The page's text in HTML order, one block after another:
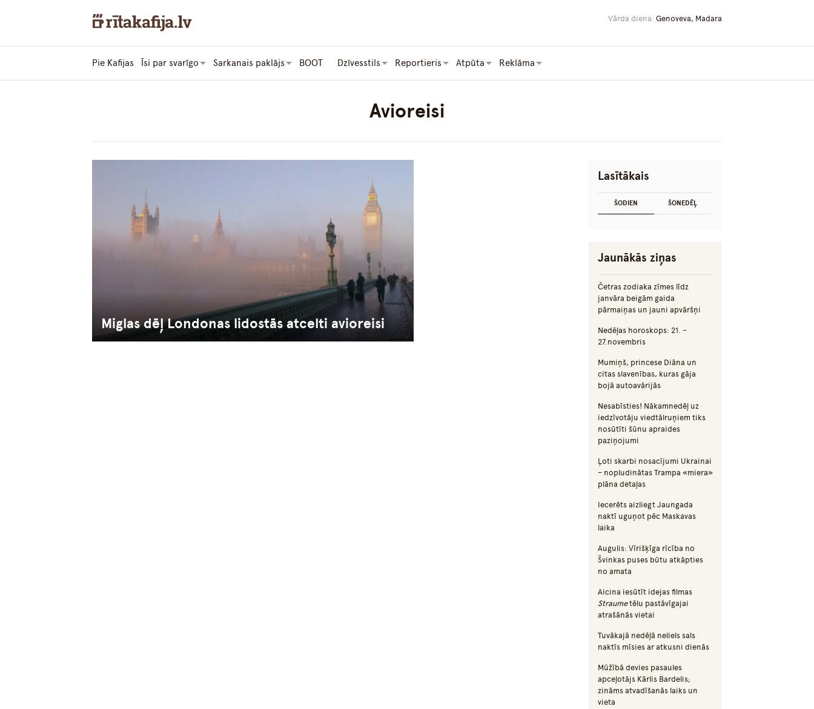
Vārda diena: Genoveva, Madara
Pie Kafijas Īsi par svarīgo Sarkanais paklājs BOOT Dzīvesstils Reportieris Atpūta Reklāma
Avioreisi
Miglas dēļ Londonas lidostās atcelti avioreisi
Lasītākais
ŠODIEN ŠONEDĒĻ
Jaunākās ziņas
Četras zodiaka zīmes līdz
janvāra beigām gaida
pārmaiņas un jauni apvāršņi
Nedēļas horoskops: 21. –
27.novembris
Mumiņš, princese Diāna un
citas slavenības, kuras gāja
bojā autoavārijās
Nesabīsties! Nākamnedēļ uz
iedzīvotāju viedtālruņiem tiks
nosūtīti šūnu apraides
paziņojumi
Ļoti skarbi nosacījumi Ukrainai
– nopludinātas Trampa «miera»
plāna detaļas
Iecerēts aizliegt Jaungada
naktī uguņot pēc Maskavas
laika
Augulis: Vīrišķīga rīcība no
Švinkas puses būtu atkāpties
no amata
Aicina iesūtīt idejas filmas
Straumetēlu pastāvīgajai
atrašānās vietai
Tuvākajā nedēļā neliels sals
naktīs mīsies ar atkusni dienās
Mūžībā devies pasaules
apceļotājs Kārlis Bardelis;
zināms atvadīšanās laiks un
vieta